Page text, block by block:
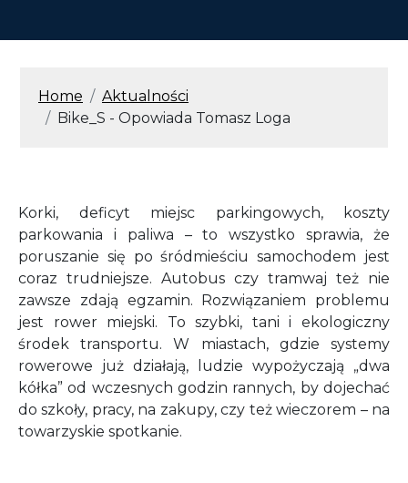
ŚCIEŻKA NAWIGACYJNA
Home
Aktualności
Bike_S - Opowiada Tomasz Loga
Korki, deficyt miejsc parkingowych, koszty
parkowania i paliwa – to wszystko sprawia, że
poruszanie się po śródmieściu samochodem jest
coraz trudniejsze. Autobus czy tramwaj też nie
zawsze zdają egzamin. Rozwiązaniem problemu
jest rower miejski. To szybki, tani i ekologiczny
środek transportu. W miastach, gdzie systemy
rowerowe już działają, ludzie wypożyczają „dwa
kółka” od wczesnych godzin rannych, by dojechać
do szkoły, pracy, na zakupy, czy też wieczorem – na
towarzyskie spotkanie.